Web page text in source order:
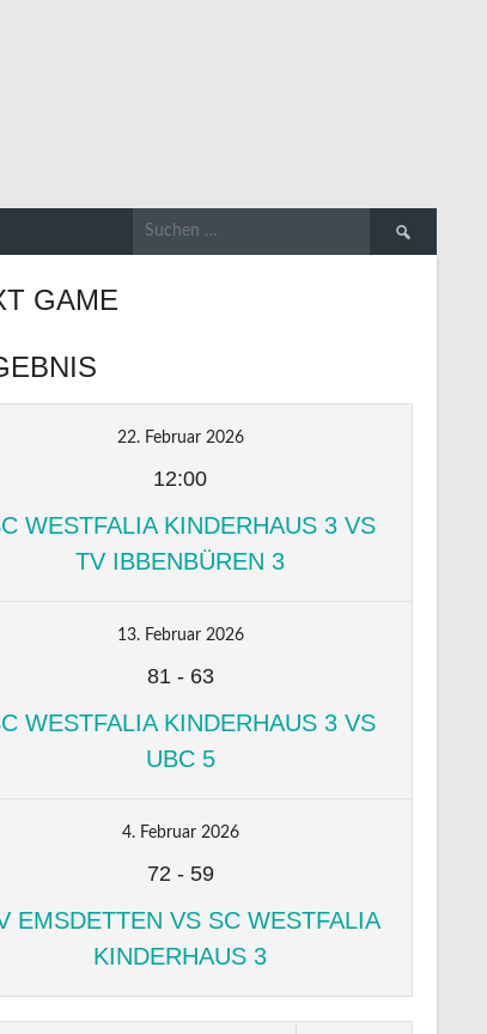
Suchen
GAME
22. Februar 2026
12:00
WESTFALIA KINDERHAUS 3 VS
TV IBBENBÜREN 3
13. Februar 2026
81- 63
WESTFALIA KINDERHAUS 3 VS
UBC 5
4. Februar 2026
72- 59
EMSDETTEN VS SC WESTFALIA
KINDERHAUS 3